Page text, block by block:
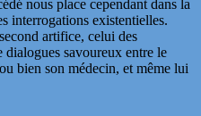
nous place cependant dans la
interrogations existentielles.
artifice, celui des
dialogues savoureux entre le
bien son médecin, et même lui